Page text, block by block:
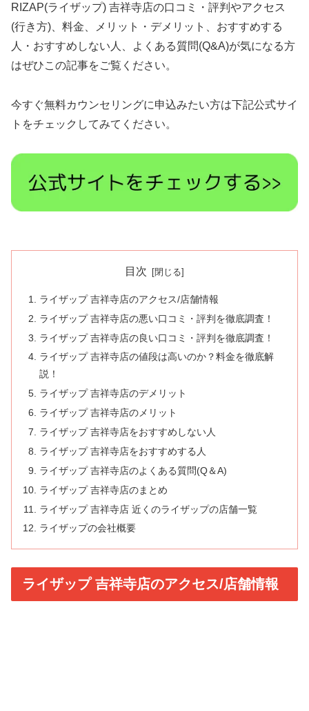
RIZAP(ライザップ) 吉祥寺店の口コミ・評判やアクセス
(行き方)、料金、メリット・デメリット、おすすめする
人・おすすめしない人、よくある質問(Q&A)が気になる方
はぜひこの記事をご覧ください。
今すぐ無料カウンセリングに申込みたい方は下記公式サイ
トをチェックしてみてください。
目次
ライザップ 吉祥寺店のアクセス/店舗情報
ライザップ 吉祥寺店の悪い口コミ・評判を徹底調査！
ライザップ 吉祥寺店の良い口コミ・評判を徹底調査！
ライザップ 吉祥寺店の値段は高いのか？料金を徹底解
説！
ライザップ 吉祥寺店のデメリット
ライザップ 吉祥寺店のメリット
ライザップ 吉祥寺店をおすすめしない人
ライザップ 吉祥寺店をおすすめする人
ライザップ 吉祥寺店のよくある質問(Q＆A)
ライザップ 吉祥寺店のまとめ
ライザップ 吉祥寺店 近くのライザップの店舗一覧
ライザップの会社概要
ライザップ 吉祥寺店のアクセス/店舗情報